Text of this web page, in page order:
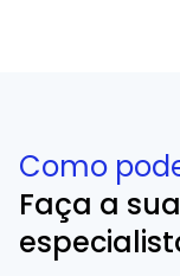
Como
Faça a